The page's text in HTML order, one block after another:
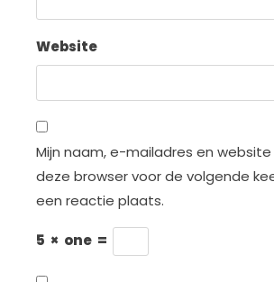
Website
Mijn naam, e-mailadres en
deze browser voor de volgende
een reactie plaats.
5 × one =